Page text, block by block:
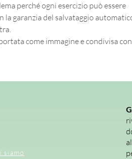
perché ogni esercizio può essere
la garanzia del salvataggio
come immagine e condivisa con
siamo